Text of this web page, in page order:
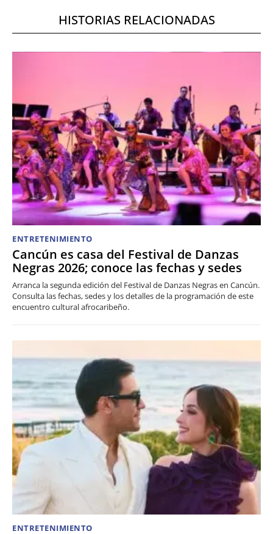
HISTORIAS RELACIONADAS
ENTRETENIMIENTO
Cancún es casa del Festival de Danzas
Negras 2026; conoce las fechas y sedes
Arranca la segunda edición del Festival de Danzas Negras en Cancún.
Consulta las fechas, sedes y los detalles de la programación de este
encuentro cultural afrocaribeño.
ENTRETENIMIENTO